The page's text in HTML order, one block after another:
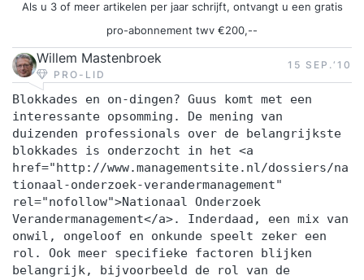
Zo heb je tussendoor tijd om te oefenen en aan
de slag te gaan met de geleerde stof. Daarbij heb
je nog een telefonisch contactmoment met de
trainer waarin je kan bespreken hoe het gaat. Zo
bouwen we stukje voor stukje, in plaats van dat
we je in 1x overspoelen met alle nieuwe
informatie. Daarbij krijg je van ons een hand-out
waarin je de inhoud van de training nog eens kan
doorlezen en je eigen persoonlijke plan van
aanpak waarin jouw leerdoelen en de weg
daarnaartoe beschreven staat. Tevens staan we
Als u 3 of meer artikelen per jaar schrijft, ontvangt u een gratis
pro-abonnement twv €200,--
Willem Mastenbroek
PRO-LID
15 SEP.‘10
Blokkades en on-dingen? Guus komt met een
interessante opsomming. De mening van
duizenden professionals over de belangrijkste
blokkades is onderzocht in het <a
href="http://www.managementsite.nl/dossiers/na
tionaal-onderzoek-verandermanagement"
rel="nofollow">Nationaal Onderzoek
Verandermanagement</a>. Inderdaad, een mix van
onwil, ongeloof en onkunde speelt zeker een
rol. Ook meer specifieke factoren blijken
belangrijk, bijvoorbeeld de rol van de